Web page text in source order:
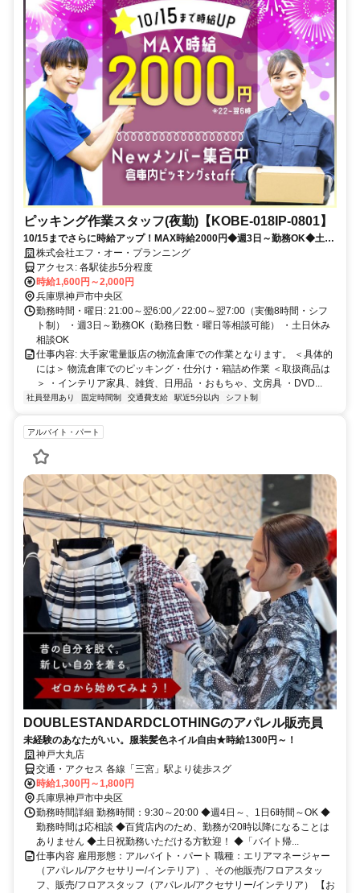
ピッキング作業スタッフ(夜勤)【KOBE-018IP-0801】
10/15までさらに時給アップ！MAX時給2000円◆週3日～勤務OK◆土日
休みも相談可能◆覚えやすいシンプル軽作業・ビギナー歓迎
株式会社エフ・オー・プランニング
アクセス: 各駅徒歩5分程度
時給1,600円～2,000円
兵庫県神戸市中央区
勤務時間・曜日: 21:00～翌6:00／22:00～翌7:00（実働8時間・シフ
ト制） ・週3日～勤務OK（勤務日数・曜日等相談可能） ・土日休み
相談OK
仕事内容: 大手家電量販店の物流倉庫での作業となります。 ＜具体的
には＞ 物流倉庫でのピッキング・仕分け・箱詰め作業 ＜取扱商品は
＞ ・インテリア家具、雑貨、日用品 ・おもちゃ、文房具 ・DVD...
社員登用あり 固定時間制 交通費支給 駅近5分以内 シフト制
アルバイト・パート
DOUBLESTANDARDCLOTHINGのアパレル販売員
未経験のあなたがいい。服装髪色ネイル自由★時給1300円～！
神戸大丸店
交通・アクセス 各線「三宮」駅より徒歩スグ
時給1,300円～1,800円
兵庫県神戸市中央区
勤務時間詳細 勤務時間：9:30～20:00 ◆週4日～、1日6時間～OK ◆
勤務時間は応相談 ◆百貨店内のため、勤務が20時以降になることは
ありません ◆土日祝勤務いただける方歓迎！ ◆「バイト帰...
仕事内容 雇用形態：アルバイト・パート 職種：エリアマネージャー
（アパレル/アクセサリー/インテリア）、その他販売/フロアスタッ
フ、販売/フロアスタッフ（アパレル/アクセサリー/インテリア） 【お